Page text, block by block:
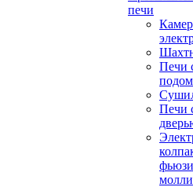
печи
Печи
подом
Печи